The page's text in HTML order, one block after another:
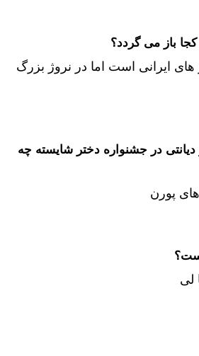
کجا باز می گردد؟
های ایرانی است اما در نروژ بزرگ
دیانتی در جشنواره دختر شایسته چه
پورن
لی